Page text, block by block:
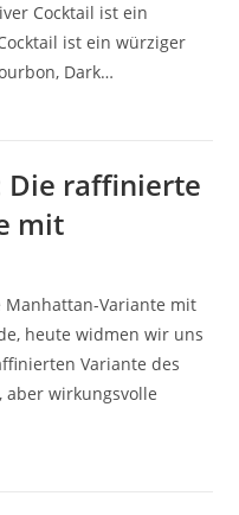
Cocktail ist ein
ist ein würziger
Dark…
Die raffinierte
mit
Manhattan-Variante mit
heute widmen wir uns
Variante des
wirkungsvolle